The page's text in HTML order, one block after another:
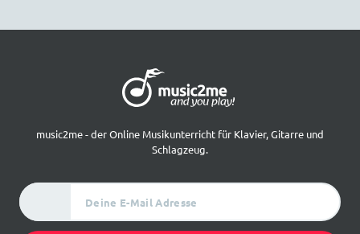
music2me - der Online Musikunterricht für Klavier, Gitarre und
Schlagzeug.
Deine E-Mail Adresse